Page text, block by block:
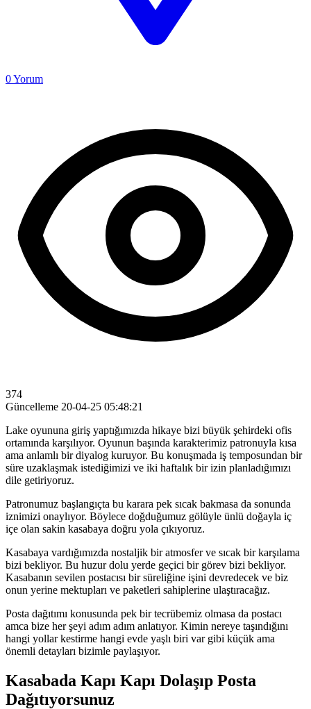
0Yorum
374
Güncelleme 20-04-25 05:48:21
Lake oyununa giriş yaptığımızda hikaye bizi büyük şehirdeki ofis
ortamında karşılıyor. Oyunun başında karakterimiz patronuyla kısa
ama anlamlı bir diyalog kuruyor. Bu konuşmada iş temposundan bir
süre uzaklaşmak istediğimizi ve iki haftalık bir izin planladığımızı
dile getiriyoruz.
Patronumuz başlangıçta bu karara pek sıcak bakmasa da sonunda
iznimizi onaylıyor. Böylece doğduğumuz gölüyle ünlü doğayla iç
içe olan sakin kasabaya doğru yola çıkıyoruz.
Kasabaya vardığımızda nostaljik bir atmosfer ve sıcak bir karşılama
bizi bekliyor. Bu huzur dolu yerde geçici bir görev bizi bekliyor.
Kasabanın sevilen postacısı bir süreliğine işini devredecek ve biz
onun yerine mektupları ve paketleri sahiplerine ulaştıracağız.
Posta dağıtımı konusunda pek bir tecrübemiz olmasa da postacı
amca bize her şeyi adım adım anlatıyor. Kimin nereye taşındığını
hangi yollar kestirme hangi evde yaşlı biri var gibi küçük ama
önemli detayları bizimle paylaşıyor.
Kasabada Kapı Kapı Dolaşıp Posta
Dağıtıyorsunuz